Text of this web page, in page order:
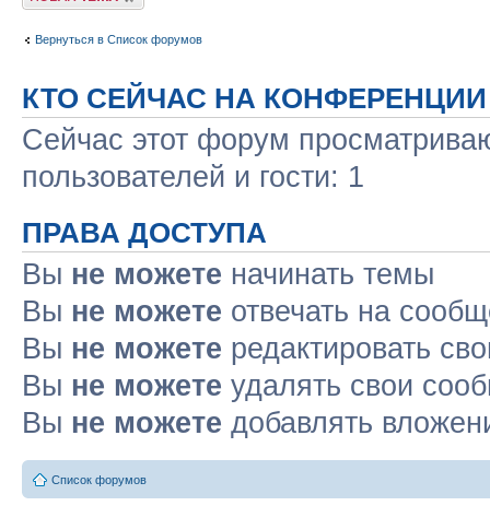
Вернуться в Список форумов
КТО СЕЙЧАС НА КОНФЕРЕНЦИИ
Сейчас этот форум
пользователей и гости: 1
ПРАВА ДОСТУПА
Вы не можете начинать темы
Вы не можете отвечать на
Вы не можете редактировать
Вы не можете удалять свои
Вы не можете добавлять
Список форумов